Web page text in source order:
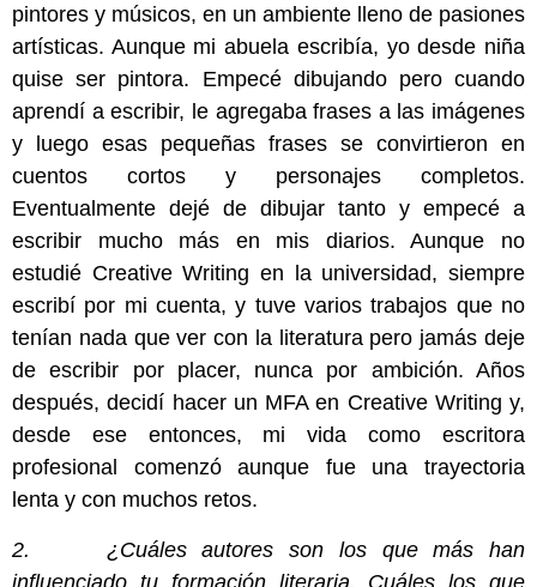
pintores y músicos, en un ambiente lleno de pasiones
artísticas. Aunque mi abuela escribía, yo desde niña
quise ser pintora. Empecé dibujando pero cuando
aprendí a escribir, le agregaba frases a las imágenes
y luego esas pequeñas frases se convirtieron en
cuentos cortos y personajes completos.
Eventualmente dejé de dibujar tanto y empecé a
escribir mucho más en mis diarios. Aunque no
estudié Creative Writing en la universidad, siempre
escribí por mi cuenta, y tuve varios trabajos que no
tenían nada que ver con la literatura pero jamás deje
de escribir por placer, nunca por ambición. Años
después, decidí hacer un MFA en Creative Writing y,
desde ese entonces, mi vida como escritora
profesional comenzó aunque fue una trayectoria
lenta y con muchos retos.
2. ¿Cuáles autores son los que más han
influenciado tu formación literaria. Cuáles los que